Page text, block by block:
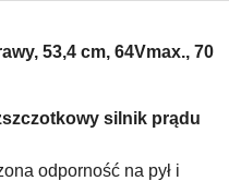
53,4 cm, 64Vmax., 70
silnik prądu
odporność na pył i